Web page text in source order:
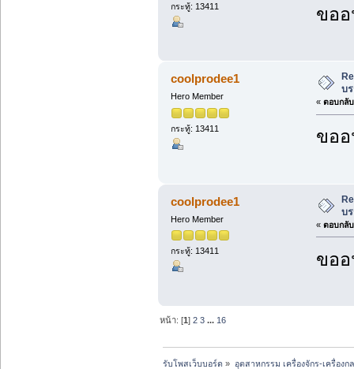
กระทู้: 13411 ขอ
coolprodee1
Hero Member
กระทู้: 13411
บ
« ตอบกลั
ขอ
coolprodee1
Hero Member
กระทู้: 13411
บ
« ตอบกลั
ขอ
หน้า: [1]2 3 ... 16
รับโพสเว็บบอร์ด » อุตสาหกรรม เครื่องจักร-เครื่อง